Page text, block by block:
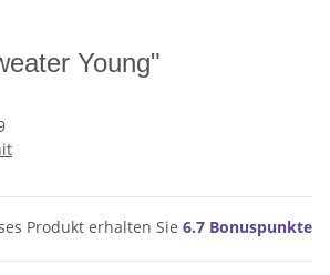
Young"
Produkt erhalten Sie 6.7 Bonuspunkte